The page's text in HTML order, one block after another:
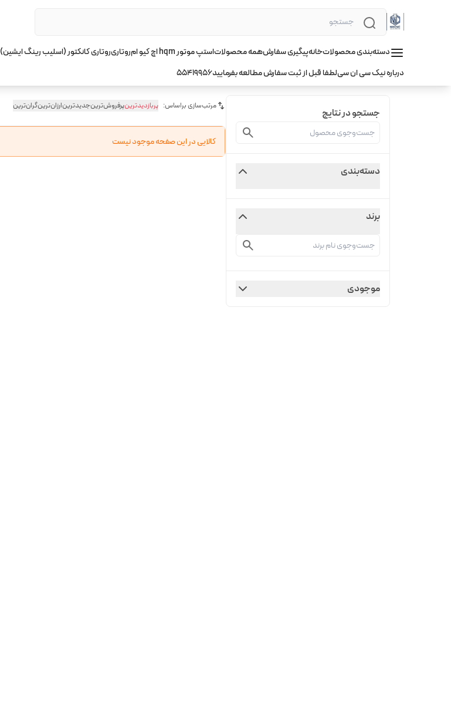
دسته‌بندی محصولاتخانهپیگیری سفارشهمه محصولاتاستپ موتور hqm اچ کیو ام روتاریروتاری کانکتور (اسلیب رینگ ایشین)
درباره نیک سی ان سیلطفا قبل از ثبت سفارش مطالعه بفرمایید55419956
جستجو در نتایج
دسته‌بندی
برند
موجودی
مرتب‌سازی براساس: پربازدیدترینپرفروش‌ترینجدیدترینارزان‌ترینگران‌ترین
کالایی در این صفحه موجود نیست